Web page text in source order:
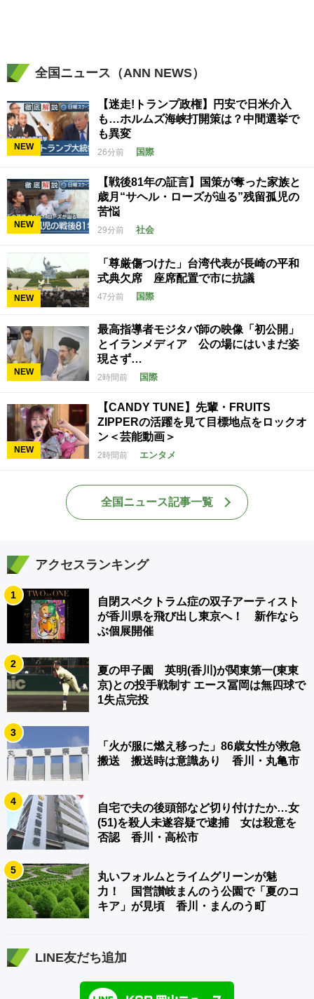
全国ニュース（ANN NEWS）
NEW
【迷走!トランプ政権】円安で日米介入
も…ホルムズ海峡打開策は？中間選挙で
も異変
26分前 国際
NEW
【戦後81年の証言】国策が奪った家族と
歳月“サヘル・ローズが辿る”残留孤児の
苦悩
29分前 社会
NEW
「尊厳傷つけた」台湾代表が長崎の平和
式典欠席 座席配置で市に抗議
47分前 国際
NEW
最高指導者モジタバ師の映像「初公開」
とイランメディア 公の場にはいまだ姿
現さず…
2時間前 国際
NEW
【CANDY TUNE】先輩・FRUITS
ZIPPERの活躍を見て目標地点をロックオ
ン＜芸能動画＞
2時間前 エンタメ
全国ニュース記事一覧
アクセスランキング
1
自閉スペクトラム症の双子アーティスト
が香川県を飛び出し東京へ！ 新作なら
ぶ個展開催
2
夏の甲子園 英明(香川)が関東第一(東東
京)との投手戦制す エース冨岡は無四球で
1失点完投
3
「火が服に燃え移った」86歳女性が救急
搬送 搬送時は意識あり 香川・丸亀市
4
自宅で夫の後頭部など切り付けたか…女
(51)を殺人未遂容疑で逮捕 女は殺意を
否認 香川・高松市
5
丸いフォルムとライムグリーンが魅
力！ 国営讃岐まんのう公園で「夏のコ
キア」が見頃 香川・まんのう町
LINE友だち追加